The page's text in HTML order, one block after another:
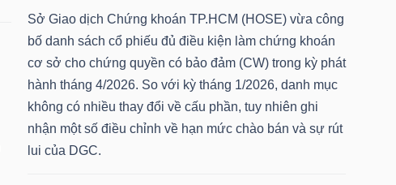
Sở Giao dịch Chứng khoán TP.HCM (HOSE) vừa công
bố danh sách cổ phiếu đủ điều kiện làm chứng khoán
cơ sở cho chứng quyền có bảo đảm (CW) trong kỳ phát
hành tháng 4/2026. So với kỳ tháng 1/2026, danh mục
không có nhiều thay đổi về cấu phần, tuy nhiên ghi
nhận một số điều chỉnh về hạn mức chào bán và sự rút
lui của DGC.